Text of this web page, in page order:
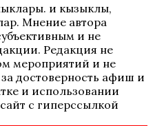
иң кызыклы,
Мнение автора
и не
Редакция не
мероприятий и не
за достоверность афиш и
и использовании
с гиперссылкой